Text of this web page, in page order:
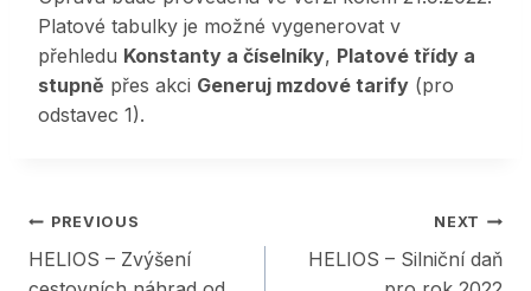
Platové tabulky je možné vygenerovat v
přehledu Konstanty a číselníky, Platové třídy a
stupně přes akci Generuj mzdové tarify (pro
odstavec 1).
Post
navigation
PREVIOUS
HELIOS – Zvýšení
NEXT
HELIOS – Silniční daň